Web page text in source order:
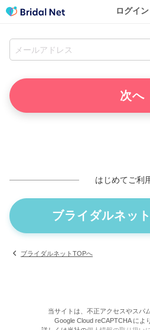
ログイン
はじめてご利
ブライダルネッ
ブライダルネットTOPへ
当サイトは、不正アクセスやスパ
Google Cloud reCAPTCHA によ